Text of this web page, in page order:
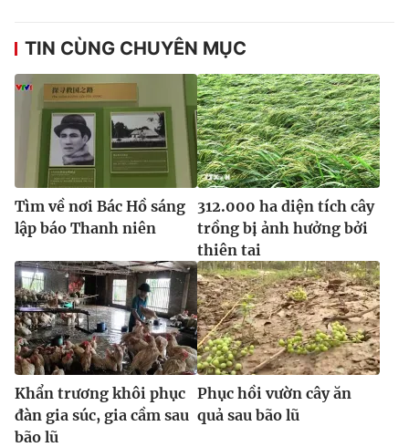
TIN CÙNG CHUYÊN MỤC
Tìm về nơi Bác Hồ sáng
lập báo Thanh niên
312.000 ha diện tích cây
trồng bị ảnh hưởng bởi
thiên tai
Khẩn trương khôi phục
đàn gia súc, gia cầm sau
bão lũ
Phục hồi vườn cây ăn
quả sau bão lũ